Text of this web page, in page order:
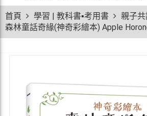
首頁 學習 | 教科書▪考用書
親子共
森林童話奇緣(神奇彩繪本) Apple